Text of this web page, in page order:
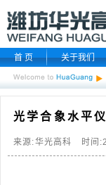
首 页 关于我们
光学合象水平
来源:华光高科 时间